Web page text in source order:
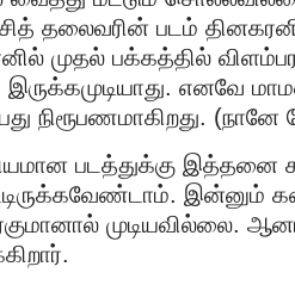
தலைவரின் படம்
முதல் பக்கத்தில்
இருக்கமுடியாது. எனவே
நிரூபணமாகிறது.
படத்துக்கு இத்தனை
இன்னும்
முடியவில்லை.